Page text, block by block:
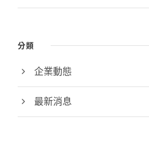
分類
企業動態
最新消息